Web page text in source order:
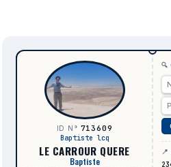
ID N° 713609
Baptiste lcq
LE CARROUR QUERE
Baptiste
🔍